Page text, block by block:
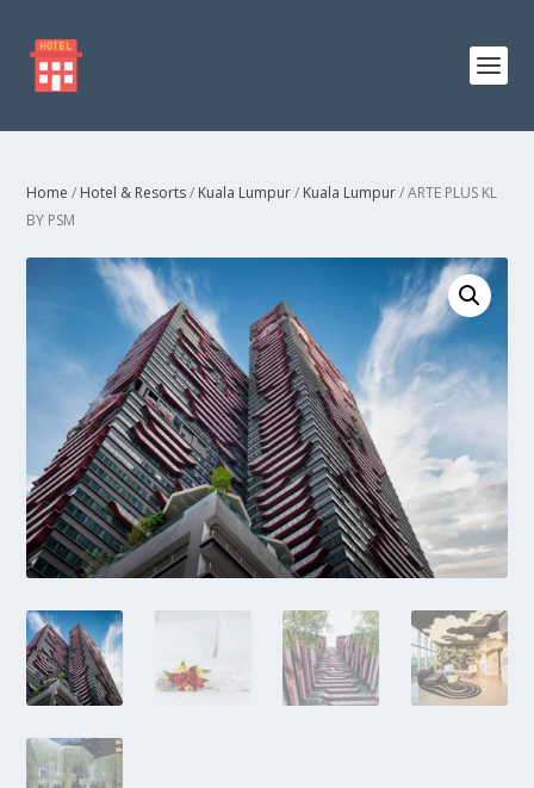
Home / Hotel & Resorts/ Kuala Lumpur/ Kuala Lumpur/ ARTE PLUS KL
BY PSM